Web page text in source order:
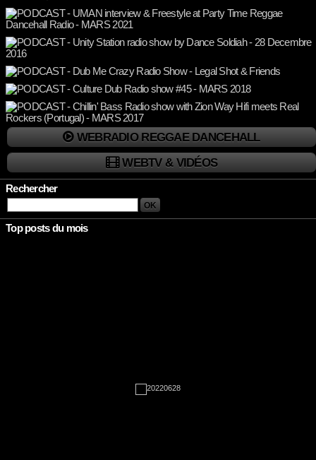
WEBRADIO REGGAE DANCEHALL
WEBTV & VIDÉOS
Rechercher
Top posts du mois